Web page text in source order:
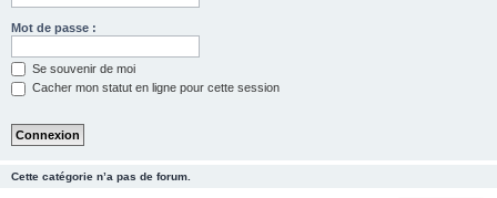
Mot de passe :
Se souvenir de moi
Cacher mon statut en ligne pour cette session
Cette catégorie n’a pas de forum.